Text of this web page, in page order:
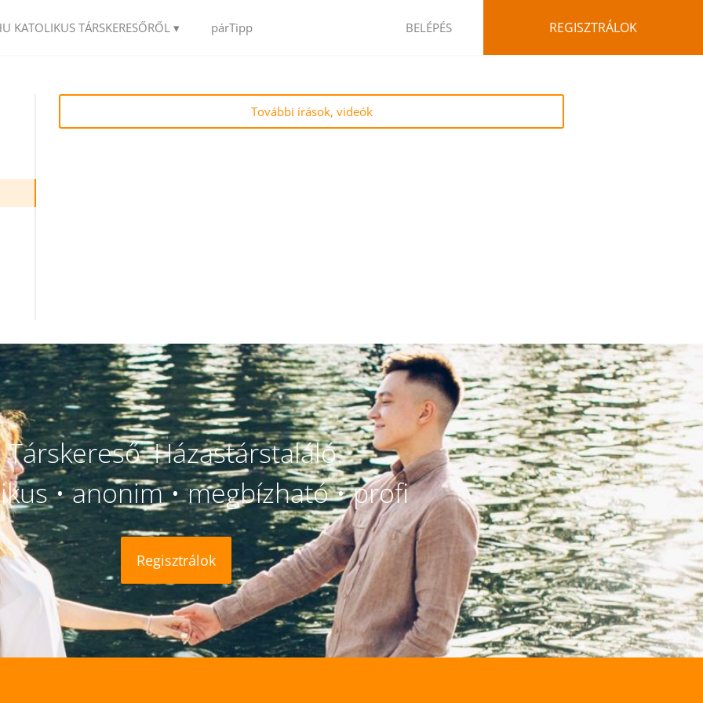
KATOLIKUS TÁRSKERESŐRŐL ▾ párTipp BELÉPÉS REGISZTRÁLOK
További írások, videók
Társkereső. Házastárstaláló.
• anonim • megbízható • profi
Regisztrálok